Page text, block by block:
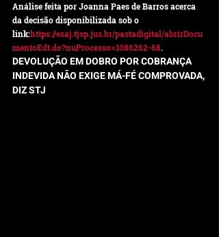
Análise feita por Joanna Paes de Barros acerca
da decisão disponibilizada sob o
link:https://esaj.tjsp.jus.br/pastadigital/abrirDocu
mentoEdt.do?nuProcesso=1086262-68.
DEVOLUÇÃO EM DOBRO POR COBRANÇA
INDEVIDA NÃO EXIGE MÁ-FÉ COMPROVADA,
DIZ STJ